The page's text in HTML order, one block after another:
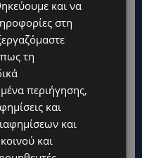
στο wellness
όραμα για τη
την αυθεντική
και να
στη
τη
περιήγησης,
και
και
και